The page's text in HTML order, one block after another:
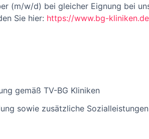
(m/w/d) bei gleicher Eignung bei
Sie hier: https://www.bg-
gemäß TV-BG Kliniken
sowie zusätzliche